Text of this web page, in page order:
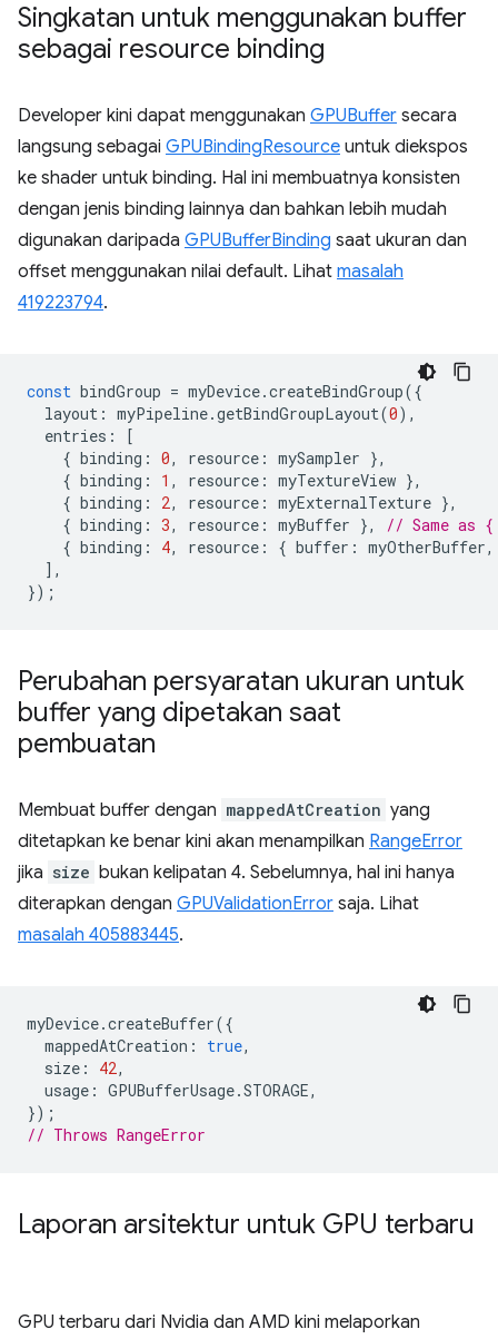
Singkatan untuk menggunakan buffer
sebagai resource binding
Developer kini dapat menggunakan GPUBuffer secara
langsung sebagai GPUBindingResource untuk diekspos
ke shader untuk binding. Hal ini membuatnya konsisten
dengan jenis binding lainnya dan bahkan lebih mudah
digunakan daripada GPUBufferBinding saat ukuran dan
offset menggunakan nilai default. Lihat masalah
419223794.
const bindGroup = myDevice.createBindGroup({
layout : myPipeline.getBindGroupLayout(0),
entries :
[
{ binding : 0, resource : mySampler },
{ binding : 1 , resource : myTextureView },
{ binding : 2, resource : myExternalTexture },
{ binding : 3, resource : myBuffer },
// Same as
{ binding : 4, resource : { buffer : myOtherBuffer,
],
});
Perubahan persyaratan ukuran untuk
buffer yang dipetakan saat
pembuatan
Membuat buffer dengan mappedAtCreation yang
ditetapkan ke benar kini akan menampilkan RangeError
jika size bukan kelipatan 4. Sebelumnya, hal ini hanya
diterapkan dengan GPUValidationError saja. Lihat
masalah 405883445.
myDevice.createBuffer({
mappedAtCreation : true,
size : 42,
usage : GPUBufferUsage.STORAGE,
});
// Throws RangeError
Laporan arsitektur untuk GPU terbaru
GPU terbaru dari Nvidia dan AMD kini melaporkan